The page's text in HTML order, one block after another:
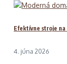
Efektívne stroje na
4. júna 2026